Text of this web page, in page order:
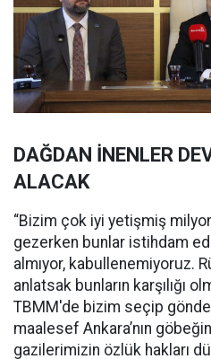
DAĞDAN İNENLER
ALACAK
“Bizim çok iyi yetişmiş
gezerken bunlar istihdam
almıyor, kabullenemiyoruz.
anlatsak bunların karşılığı
TBMM'de bizim seçip
maalesef Ankara’nın
gazilerimizin özlük hakları